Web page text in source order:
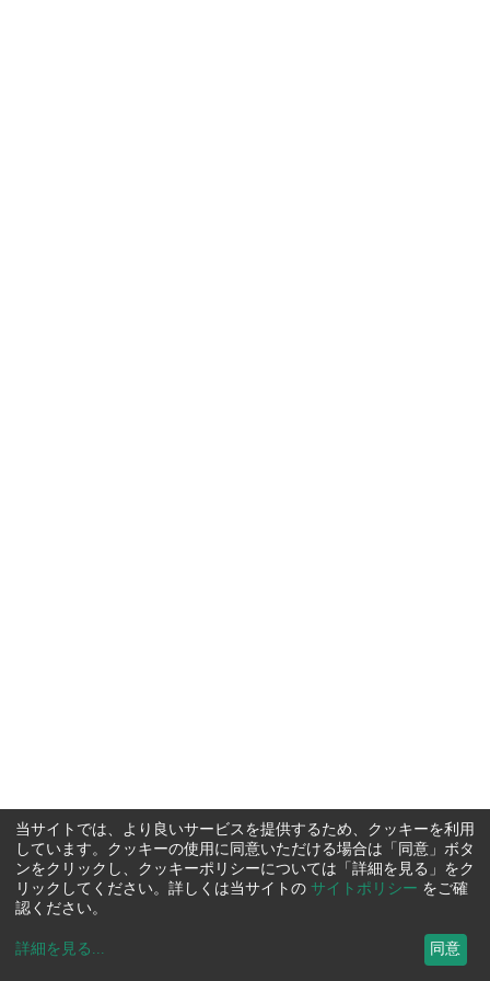
当サイトでは、より良いサービスを提供するため、クッキーを利用
しています。クッキーの使用に同意いただける場合は「同意」ボタ
ンをクリックし、クッキーポリシーについては「詳細を見る」をク
リックしてください。詳しくは当サイトの サイトポリシー をご確
認ください。
詳細を見る ... 同意